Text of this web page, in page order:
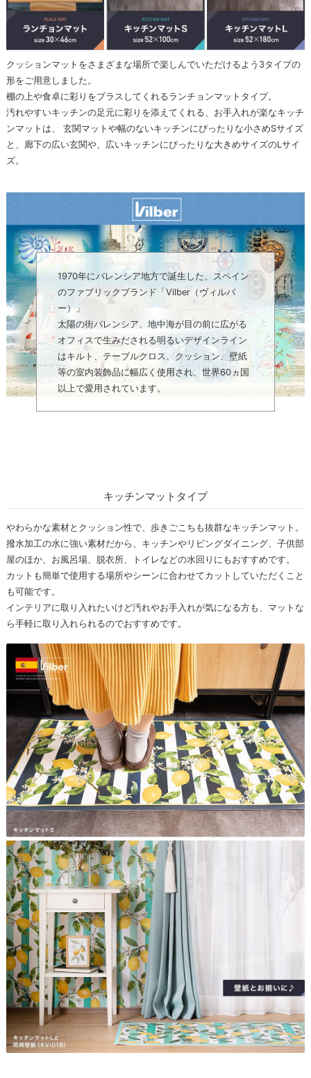
クッションマットをさまざまな場所で楽しんでいただけるよう3タイプの
形をご用意しました。
棚の上や食卓に彩りをプラスしてくれるランチョンマットタイプ。
汚れやすいキッチンの足元に彩りを添えてくれる、お手入れが楽なキッチ
ンマットは、 玄関マットや幅のないキッチンにぴったりな小さめSサイズ
と、廊下の広い玄関や、広いキッチンにぴったりな大きめサイズのLサイ
ズ。
1970年にバレンシア地方で誕生した、スペイン
のファブリックブランド「Vilber（ヴィルバ
ー）」
太陽の街バレンシア、地中海が目の前に広がる
オフィスで生みだされる明るいデザインライン
はキルト、テーブルクロス、クッション、壁紙
等の室内装飾品に幅広く使用され、世界60ヵ国
以上で愛用されています。
キッチンマットタイプ
やわらかな素材とクッション性で、歩きごこちも抜群なキッチンマット。
撥水加工の水に強い素材だから、キッチンやリビングダイニング、子供部
屋のほか、お風呂場、脱衣所、トイレなどの水回りにもおすすめです。
カットも簡単で使用する場所やシーンに合わせてカットしていただくこと
も可能です。
インテリアに取り入れたいけど汚れやお手入れが気になる方も、マットな
ら手軽に取り入れられるのでおすすめです。